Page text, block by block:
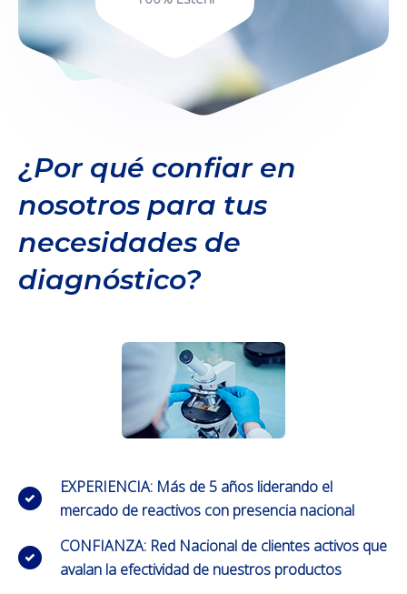
¿Por qué confiar en
nosotros para tus
necesidades de
diagnóstico?
EXPERIENCIA: Más de 5 años liderando el
mercado de reactivos con presencia nacional
CONFIANZA: Red Nacional de clientes activos que
avalan la efectividad de nuestros productos